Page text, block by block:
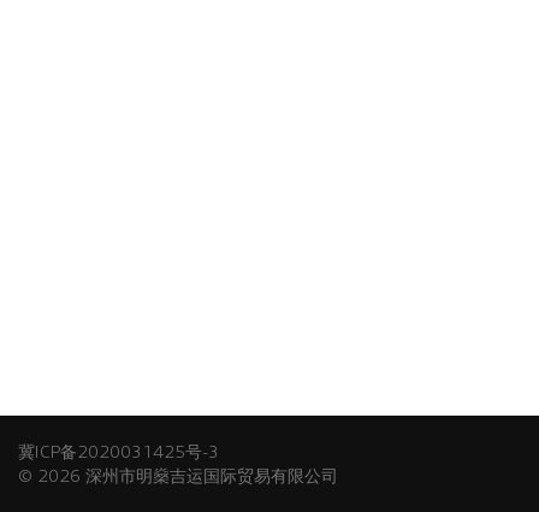
冀ICP备2020031425号-3
© 2026 深州市明燊吉运国际贸易有限公司